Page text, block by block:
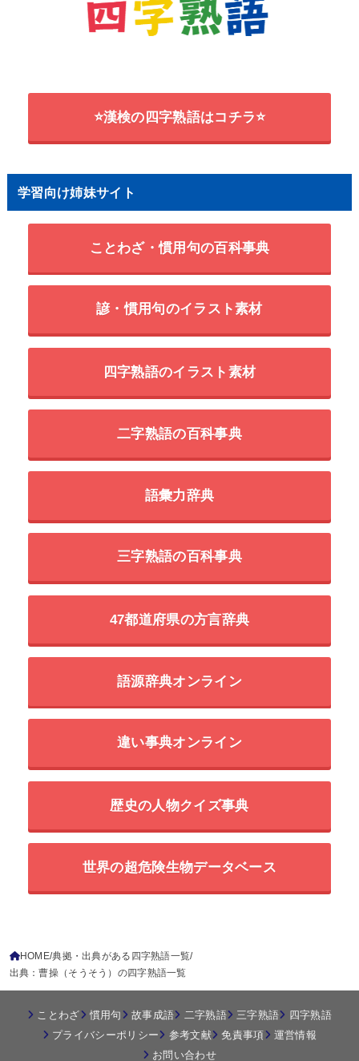
⭐漢検の四字熟語はコチラ⭐
学習向け姉妹サイト
ことわざ・慣用句の百科事典
諺・慣用句のイラスト素材
四字熟語のイラスト素材
二字熟語の百科事典
語彙力辞典
三字熟語の百科事典
47都道府県の方言辞典
語源辞典オンライン
違い事典オンライン
歴史の人物クイズ事典
世界の超危険生物データベース
HOME 典拠・出典がある四字熟語一覧
出典：曹操（そうそう）の四字熟語一覧
ことわざ 慣用句 故事成語 二字熟語 三字熟語
四字熟語
プライバシーポリシー
参考文献 免責事項
運営情報
お問い合わせ